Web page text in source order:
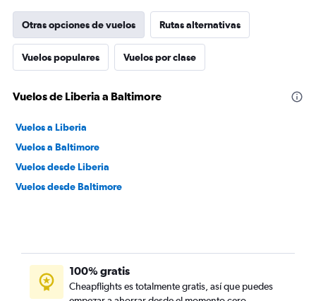
Otras opciones de vuelos Rutas alternativas
Vuelos populares Vuelos por clase
Vuelos de Liberia a Baltimore
Vuelos a Liberia
Vuelos a Baltimore
Vuelos desde Liberia
Vuelos desde Baltimore
100% gratis
Cheapflights es totalmente gratis, así que puedes